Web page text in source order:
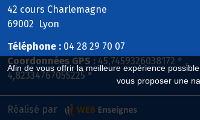
Afin de vous offrir la meilleure expérience
vous proposer une
42 cours Charlemagne
69002 Lyon
Téléphone : 04 28 29 70 07
Coordonnées GPS : 45,7459326038172 ° ,
4,82334767055225 °
Réalisé par